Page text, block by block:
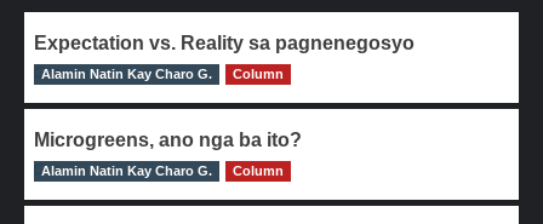
Expectation vs. Reality sa pagnenegosyo
0
Alamin Natin Kay Charo G. Column
Microgreens, ano nga ba ito?
0
Alamin Natin Kay Charo G. Column